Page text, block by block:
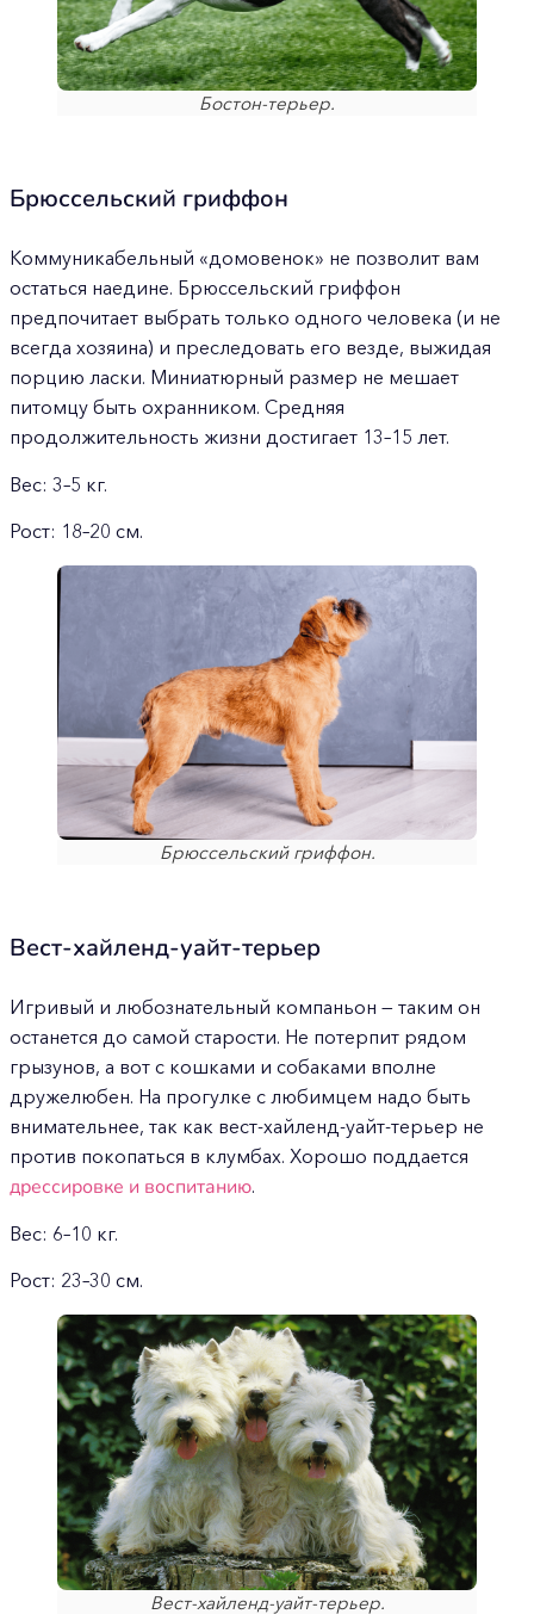
Бостон-терьер.
Брюссельский гриффон
Коммуникабельный «домовенок» не позволит вам
остаться наедине. Брюссельский гриффон
предпочитает выбрать только одного человека (и не
всегда хозяина) и преследовать его везде, выжидая
порцию ласки. Миниатюрный размер не мешает
питомцу быть охранником. Средняя
продолжительность жизни достигает 13–15 лет.
Вес: 3–5 кг.
Рост: 18–20 см.
Брюссельский гриффон.
Вест-хайленд-уайт-терьер
Игривый и любознательный компаньон — таким он
останется до самой старости. Не потерпит рядом
грызунов, а вот с кошками и собаками вполне
дружелюбен. На прогулке с любимцем надо быть
внимательнее, так как вест-хайленд-уайт-терьер не
против покопаться в клумбах. Хорошо поддается
дрессировке и воспитанию.
Вес: 6–10 кг.
Рост: 23–30 см.
Вест-хайленд-уайт-терьер.